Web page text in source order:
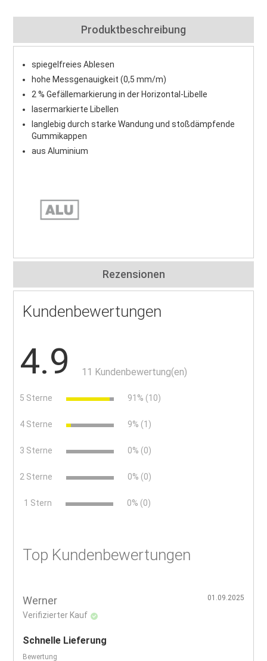
Produktbeschreibung
spiegelfreies Ablesen
hohe Messgenauigkeit (0,5 mm/m)
2 % Gefällemarkierung in der Horizontal-Libelle
lasermarkierte Libellen
langlebig durch starke Wandung und stoßdämpfende
Gummikappen
aus Aluminium
Rezensionen
Kundenbewertungen
4.9 11 Kundenbewertung(en)
5 Sterne 91% (10)
4 Sterne 9% (1)
3 Sterne 0% (0)
2 Sterne 0% (0)
1 Stern 0% (0)
Top Kundenbewertungen
Werner
Verifizierter Kauf
01.09.2025
Schnelle Lieferung
Bewertung